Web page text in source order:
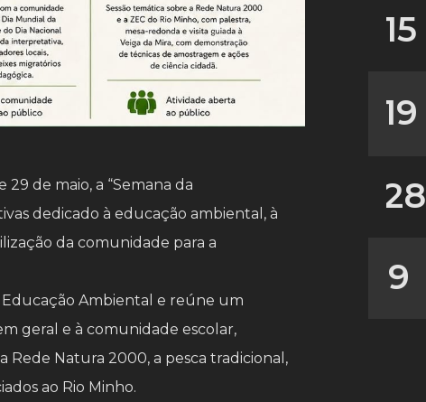
de maio, a “Semana da
dedicado à educação ambiental, à
da comunidade para a
Ambiental e reúne um
geral e à comunidade escolar,
Rede Natura 2000, a pesca tradicional,
ao Rio Minho.
15
19
28
9